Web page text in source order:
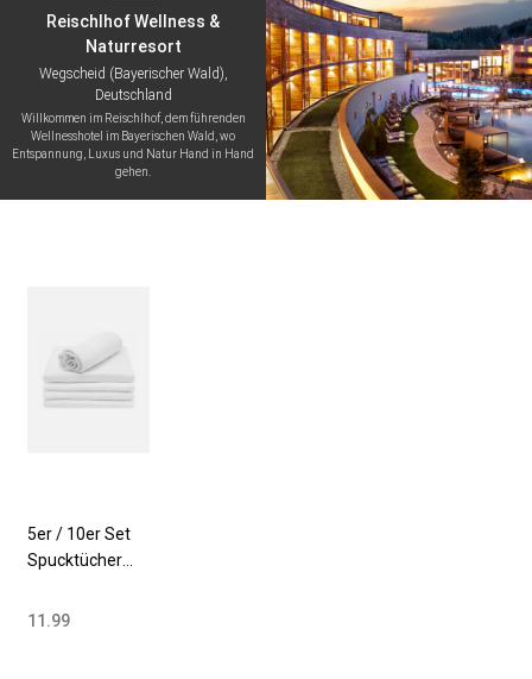
Reischlhof Wellness &
Naturresort
Wegscheid (Bayerischer Wald),
Deutschland
Willkommen im Reischlhof, dem führenden
Wellnesshotel im Bayerischen Wald, wo
Entspannung, Luxus und Natur Hand in Hand
gehen.
5er / 10er Set
Spucktücher
Baumwolle
11.99